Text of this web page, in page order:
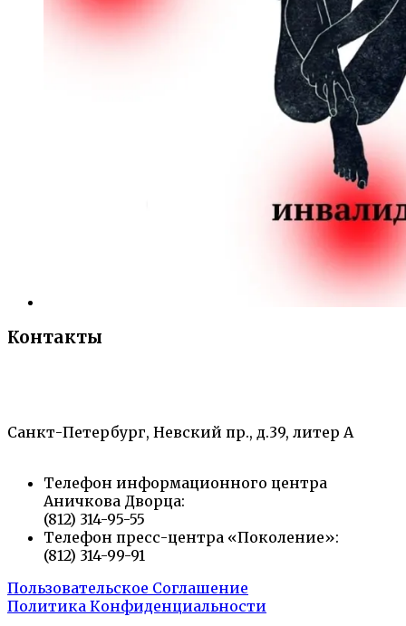
Контакты
Санкт-Петербург, Невский пр., д.39, литер А
Телефон информационного центра
Аничкова Дворца:
(812) 314-95-55
Телефон пресс-центра «Поколение»:
(812) 314-99-91
Пользовательское Соглашение
Политика Конфиденциальности